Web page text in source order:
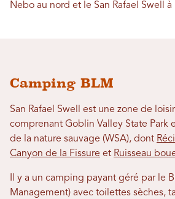
Nebo au nord et le San Rafael Swell à
Camping BLM
San Rafael Swell est une zone de
comprenant Goblin Valley State Park
de la nature sauvage (WSA), dont
Canyon de la Fissure et Ruisseau
Il y a un camping payant géré par le
Management) avec toilettes sèches,